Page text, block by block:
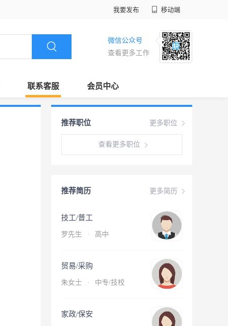
我要发布 移动端
微信公众号
查看更多工作
联系客服 会员中心
更多职位
推荐职位
查看更多职位
更多简历
推荐简历
技工/普工
罗先生 · 高中
贸易/采购
朱女士 · 中专/技校
家政/保安